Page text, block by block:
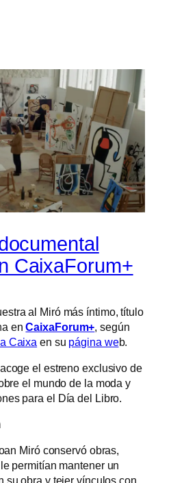
CaixaForum+
al Miró más íntimo, título
enCaixaForum+, según
Caixa en su página web.
el estreno exclusivo de
el mundo de la moda y
para el Día del Libro.
Miró conservó obras,
permitían mantener un